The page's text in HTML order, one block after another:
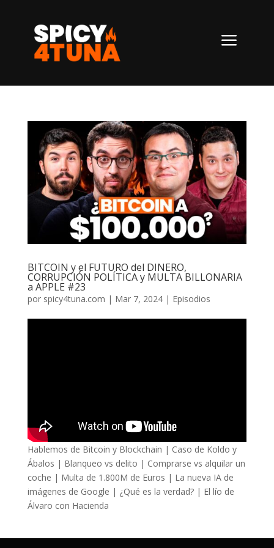
a
BITCOIN y el FUTURO del DINERO,
CORRUPCIÓN POLÍTICA y MULTA BILLONARIA
a APPLE #23
por spicy4tuna.com | Mar 7, 2024| Episodios
Hablemos de Bitcoin y Blockchain | Caso de Koldo y
Ábalos | Blanqueo vs delito | Comprarse vs alquilar un
coche | Multa de 1.800M de Euros | La nueva IA de
imágenes de Google | ¿Qué es la verdad? | El lío de
Álvaro con Hacienda